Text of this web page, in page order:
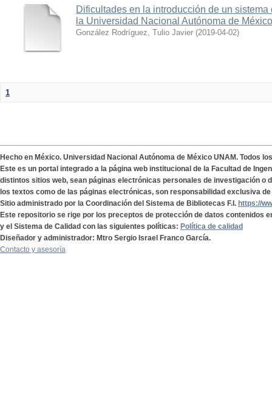
Dificultades en la introducción de un
la Universidad Nacional Autónoma de
González Rodríguez, Tulio Javier (2019-04-02)
1
Hecho en México. Universidad Nacional Autónoma de México UNAM. Todos
Este es un portal integrado a la página web institucional de la Facultad de
distintos sitios web, sean páginas electrónicas personales de investigación o
los textos como de las páginas electrónicas, son responsabilidad exclusiva
Sitio administrado por la Coordinación del Sistema de Bibliotecas F.I. https://
Este repositorio se rige por los preceptos de protección de datos contenidos
y el Sistema de Calidad con las siguientes políticas: Política de calidad
Diseñador y administrador: Mtro Sergio Israel Franco García.
Contacto y asesoría